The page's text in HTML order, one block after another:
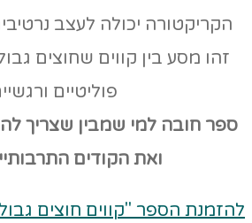
הקריקטורה יכולה לעצב
זהו מסע בין קווים שחוצים
פוליטיים
ספר חובה למי שמבין שצריך
ואת הקודים
להזמנת הספר "קווים חוצים